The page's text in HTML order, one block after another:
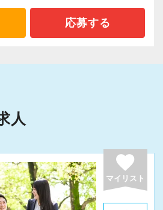
ば広げるほど評価され、収
う好循環な体制を整えてい
業務、訪問同行などを通じ
だく予定です。
客様を少しずつ担当として
るべく早くお客様との現場
得ながらスキルアップをし
ので、意欲がある方ならそ
任せする業務】
どを教えていきます。
フの指示に従って仕訳・入
します。
み上がる環境
100％
タ完備
環境＞
応募する
人
favorite
マイリスト